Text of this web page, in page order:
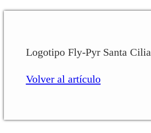
Logotipo Fly-Pyr Santa Cilia
Volver al artículo